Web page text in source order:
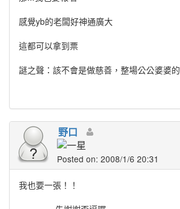
感覺yb的老闆好神通廣大
這都可以拿到票
謎之聲：該不會是做慈善，整場公公婆婆的
野口
Posted on: 2008/1/6 20:31
我也要一張！！